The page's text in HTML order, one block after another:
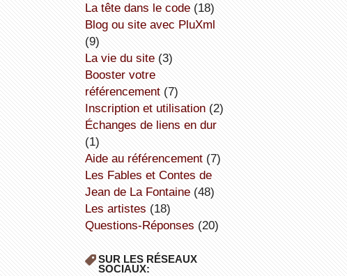
la tête dans le code(18)
Blog ou site avec PluXml
(9)
la vie du site(3)
booster votre
référencement(7)
inscription et utilisation(2)
échanges de liens en dur
(1)
aide au référencement(7)
Les Fables et Contes de
Jean de La Fontaine(48)
Les artistes (18)
Questions-Réponses (20)
SUR LES RÉSEAUX
SOCIAUX: